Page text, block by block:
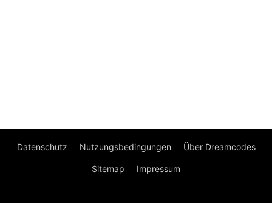
Datenschutz Nutzungsbedingungen Über Dreamcodes
Sitemap Impressum